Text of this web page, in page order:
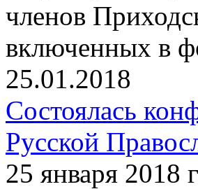
членов
включенных в
25.01.2018
Состоялась
Русской
25 января 2018